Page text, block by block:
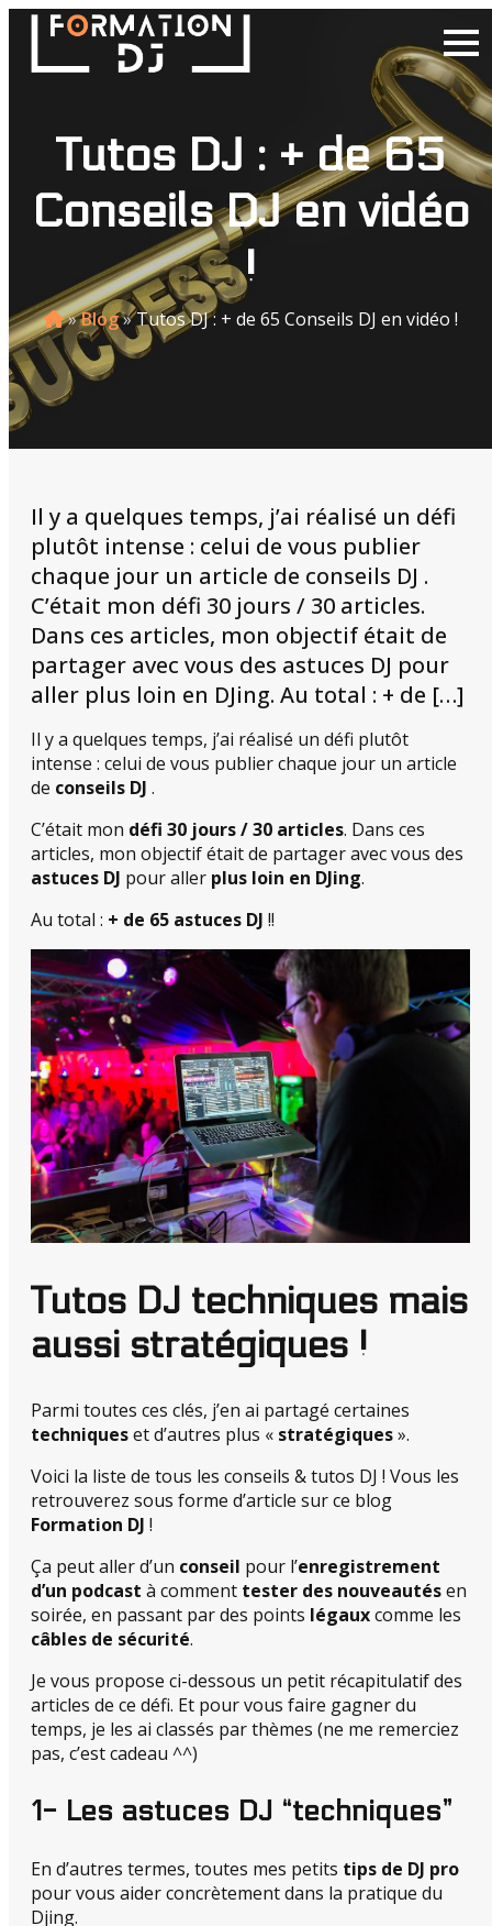
Tutos DJ : + de 65
Conseils DJ en vidéo
!
»Blog»Tutos DJ : + de 65 Conseils DJ en vidéo !
Il y a quelques temps, j’ai réalisé un défi
plutôt intense : celui de vous publier
chaque jour un article de conseils DJ .
C’était mon défi 30 jours / 30 articles.
Dans ces articles, mon objectif était de
partager avec vous des astuces DJ pour
aller plus loin en DJing. Au total : + de […]
Il y a quelques temps, j’ai réalisé un défi plutôt
intense : celui de vous publier chaque jour un article
de conseils DJ .
C’était mon défi 30 jours / 30 articles. Dans ces
articles, mon objectif était de partager avec vous des
astuces DJ pour aller plus loin en DJing.
Au total : + de 65 astuces DJ !!
Tutos DJ techniques mais
aussi stratégiques !
Parmi toutes ces clés, j’en ai partagé certaines
techniqueset d’autres plus « stratégiques».
Voici la liste de tous les conseils & tutos DJ ! Vous les
retrouverez sous forme d’article sur ce blog
Formation DJ !
Ça peut aller d’un conseil pour l’enregistrement
d’un podcast à comment tester des nouveautésen
soirée, en passant par des points légauxcomme les
câbles de sécurité.
Je vous propose ci-dessous un petit récapitulatif des
articles de ce défi. Et pour vous faire gagner du
temps, je les ai classés par thèmes (ne me remerciez
pas, c’est cadeau ^^)
1- Les astuces DJ “techniques”
En d’autres termes, toutes mes petits tips de DJ pro
pour vous aider concrètement dans la pratique du
Djing.